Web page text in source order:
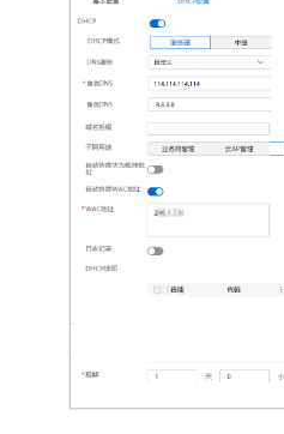
+AP
组
网
场
防
火
+交
换
网
场